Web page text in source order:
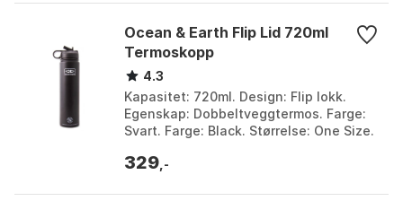
Ocean & Earth Flip Lid 720ml
Termoskopp
4.3
Kapasitet: 720ml. Design: Flip lokk.
Egenskap: Dobbeltveggtermos. Farge:
Svart. Farge: Black. Størrelse: One Size.
329 ,-